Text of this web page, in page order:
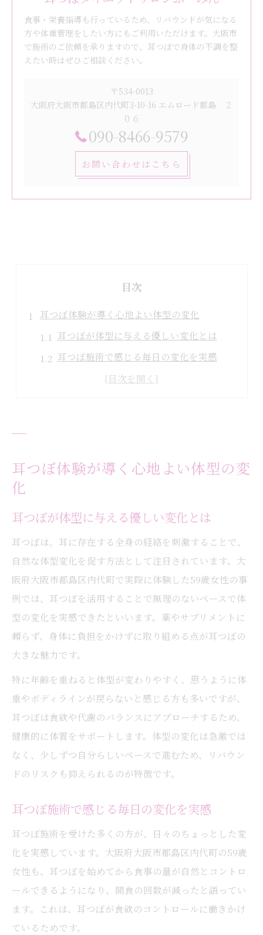
食事・栄養指導も行っているため、リバウンドが気になる
方や体重管理をしたい方にもご利用いただけます。大阪市
で施術のご依頼を承りますので、耳つぼで身体の不調を整
えたい時はぜひご相談ください。
〒534-0013
大阪府大阪市都島区内代町3-10-16 エムロード都島 ２
０６
090-8466-9579
お問い合わせはこちら
目次
耳つぼ体験が導く心地よい体型の変化
耳つぼが体型に与える優しい変化とは
耳つぼ施術で感じる毎日の変化を実感
無理なく続く耳つぼの効果的な使い方
耳つぼ体験が叶えた服選びの自由
59歳女性が語る耳つぼのリアルな変化
耳つぼ施術後の前向きなライフスタイル
耳つぼ施術で自然に整う新しい自分へ
無理なく続く耳つぼ施術の魅力とは
耳つぼが導く理想的なボディバランス
耳つぼ体験で整う心と体のバランス感
耳つぼ施術の流れと安心ポイント紹介
持続期間や衛生面も安心なケア方法
耳つぼの持続期間と衛生面の基本知識
耳つぼ施術後の清潔なケアポイント
耳つぼの貼り替え頻度と安心の管理法
衛生面に配慮した耳つぼの使い方例
耳つぼの効果が続くためのコツを解説
耳つぼの貼り方と外すタイミング解説
耳つぼの貼付期間と注意点を詳しく紹介
耳つぼの使用期限と最適な継続方法
耳つぼ施術後の貼り替え目安と管理法
耳つぼ体験が導く心地よい体型の変
化
耳つぼが体型に与える優しい変化とは
耳つぼは、耳に存在する全身の経絡を刺激することで、
自然な体型変化を促す方法として注目されています。大
阪府大阪市都島区内代町で実際に体験した59歳女性の事
例では、耳つぼを活用することで無理のないペースで体
型の変化を実感できたといいます。薬やサプリメントに
頼らず、身体に負担をかけずに取り組める点が耳つぼの
大きな魅力です。
特に年齢を重ねると体型が変わりやすく、思うように体
重やボディラインが戻らないと感じる方も多いですが、
耳つぼは食欲や代謝のバランスにアプローチするため、
健康的に体質をサポートします。体型の変化は急激では
なく、少しずつ自分らしいペースで進むため、リバウン
ドのリスクも抑えられるのが特徴です。
耳つぼ施術で感じる毎日の変化を実感
耳つぼ施術を受けた多くの方が、日々のちょっとした変
化を実感しています。大阪府大阪市都島区内代町の59歳
女性も、耳つぼを始めてから食事の量が自然とコントロ
ールできるようになり、間食の回数が減ったと語ってい
ます。これは、耳つぼが食欲のコントロールに働きかけ
ているためです。